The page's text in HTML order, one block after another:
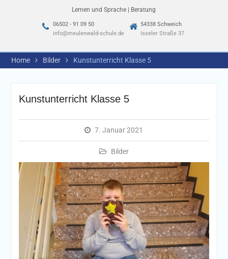
Lernen und Sprache | Beratung
06502 - 91 09 50
info@meulenwald-schule.de
54338 Schweich
Isseler Straße 37
Home Bilder Kunstunterricht Klasse 5
Kunstunterricht Klasse 5
7. Januar 2021
Bilder